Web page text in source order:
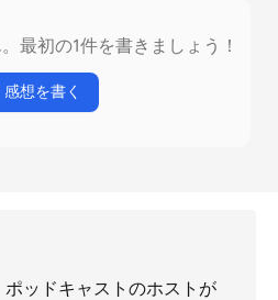
最初の1件を書きましょう！
感想を書く
ッドキャストのホストが